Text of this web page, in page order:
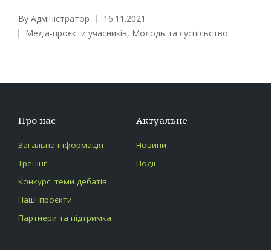
Posted
by
By Адміністратор
16.11.2021
Posted
Медіа-проєкти учасників, Молодь та суспільство
Про нас
Загальна інформація
Тренінг
Конкурс: теми дебатів
Наші проєкти
Партнери та підтримка
Актуальне
Новини
Події